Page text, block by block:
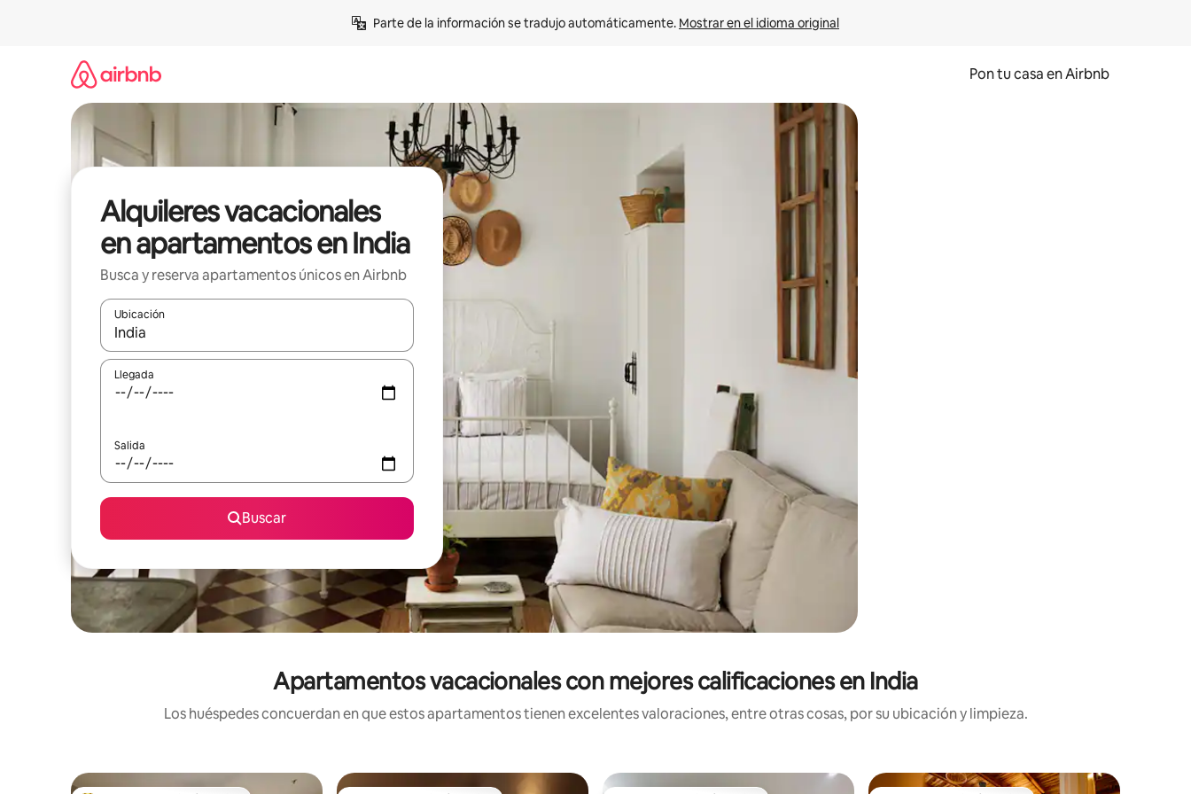
Parte de la información se tradujo automáticamente. Mostrar en el idioma original
Pon tu casa en Airbnb
Alquileres vacacionales
en apartamentos en India
Busca y reserva apartamentos únicos en Airbnb
Ubicación
Cuando los resultados estén disponibles, navega con las teclas de flecha hacia arriba y hacia abajo o explora con el tacto o desliza el dedo.
Llegada
Salida
Buscar
Apartamentos vacacionales con mejores calificaciones en India
Los huéspedes concuerdan en que estos apartamentos tienen excelentes valoraciones, entre otras cosas, por su ubicación y limpieza.